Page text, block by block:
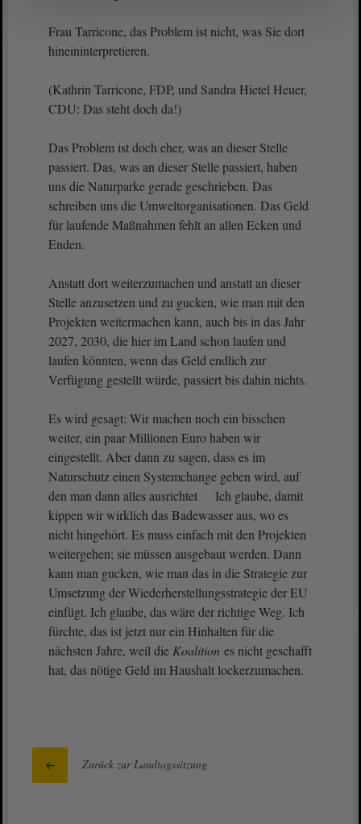
Frau Tarricone, das Problem ist nicht, was Sie dort
hineininterpretieren.
(Kathrin Tarricone, FDP, und Sandra Hietel Heuer,
CDU: Das steht doch da!)
Das Problem ist doch eher, was an dieser Stelle
passiert. Das, was an dieser Stelle passiert, haben
uns die Naturparke gerade geschrieben. Das
schreiben uns die Umweltorganisationen. Das Geld
für laufende Maßnahmen fehlt an allen Ecken und
Enden.
Anstatt dort weiterzumachen und anstatt an dieser
Stelle anzusetzen und zu gucken, wie man mit den
Projekten weitermachen kann, auch bis in das Jahr
2027, 2030, die hier im Land schon laufen und
laufen könnten, wenn das Geld endlich zur
Verfügung gestellt würde, passiert bis dahin nichts.
Es wird gesagt: Wir machen noch ein bisschen
weiter, ein paar Millionen Euro haben wir
eingestellt. Aber dann zu sagen, dass es im
Naturschutz einen Systemchange geben wird, auf
den man dann alles ausrichtet Ich glaube, damit
kippen wir wirklich das Badewasser aus, wo es
nicht hingehört. Es muss einfach mit den Projekten
weitergehen; sie müssen ausgebaut werden. Dann
kann man gucken, wie man das in die Strategie zur
Umsetzung der Wiederherstellungsstrategie der EU
einfügt. Ich glaube, das wäre der richtige Weg. Ich
fürchte, das ist jetzt nur ein Hinhalten für die
nächsten Jahre, weil die Koalition es nicht geschafft
hat, das nötige Geld im Haushalt lockerzumachen.
Zurück zur Landtagssitzung